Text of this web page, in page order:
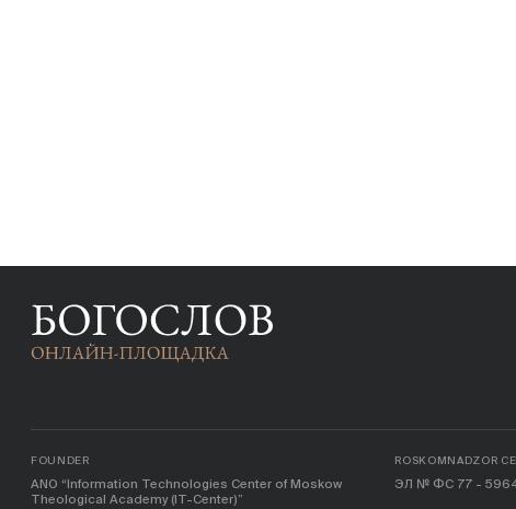
FOUNDER
ANO “Information Technologies Center of Moskow
Theological Academy (IT-Center)”
ROSKOMNADZOR
ЭЛ № ФС 77 -